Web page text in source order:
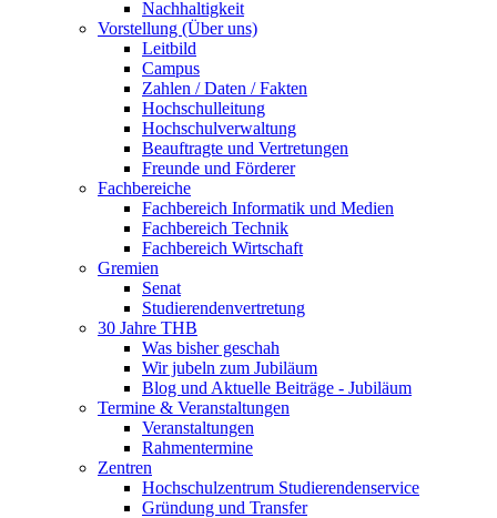
Nachhaltigkeit
Vorstellung (Über uns)
Leitbild
Campus
Zahlen / Daten / Fakten
Hochschulleitung
Hochschulverwaltung
Beauftragte und Vertretungen
Freunde und Förderer
Fachbereiche
Fachbereich Informatik und Medien
Fachbereich Technik
Fachbereich Wirtschaft
Gremien
Senat
Studierendenvertretung
30 Jahre THB
Was bisher geschah
Wir jubeln zum Jubiläum
Blog und Aktuelle Beiträge - Jubiläum
Termine & Veranstaltungen
Veranstaltungen
Rahmentermine
Zentren
Hochschulzentrum Studierendenservice
Gründung und Transfer